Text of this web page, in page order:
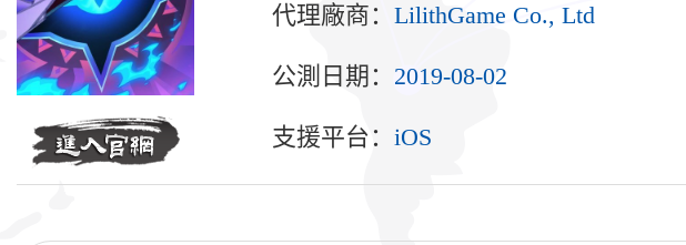
代理廠商： LilithGame Co., Ltd
公測日期： 2019-08-02
支援平台： iOS